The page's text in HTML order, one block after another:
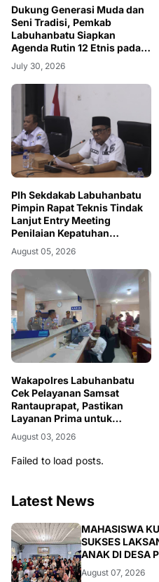
Dukung Generasi Muda dan
Seni Tradisi, Pemkab
Labuhanbatu Siapkan
Agenda Rutin 12 Etnis pada
2027
July 30, 2026
Plh Sekdakab Labuhanbatu
Pimpin Rapat Teknis Tindak
Lanjut Entry Meeting
Penilaian Kepatuhan
Pelayanan Publik Oleh
Ombudsman RI tahun 2026
August 05, 2026
Wakapolres Labuhanbatu
Cek Pelayanan Samsat
Rantauprapat, Pastikan
Layanan Prima untuk
Masyarakat
August 03, 2026
Failed to load posts.
Latest News
ARTIKEL
MAHASISWA
SUKSES
ANAK DI DESA
August 07, 2026